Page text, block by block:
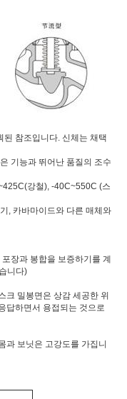
된 참조입니다. 신체는 채택
기능과 뛰어난 품질의 조수
강철), -40C~550C (스
, 카바마이드와 다른 매체와
장과 봉합을 보증하기를 계
니다)
크 밀봉면은 상감 세공한 위
답하면서 용접되는 것으로
과 보닛은 고강도를 가집니